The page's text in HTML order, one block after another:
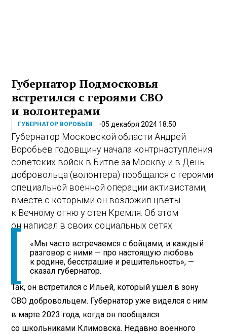
Губернатор Подмосковья
встретился с героями СВО
и волонтерами
ГУБЕРНАТОР ВОРОБЬЕВ 05 декабря 2024 18:50
Губернатор Московской области Андрей
Воробьев годовщину начала контрнаступления
советских войск в Битве за Москву и в День
добровольца (волонтера) пообщался с героями
специальной военной операции активистами,
вместе с которыми он возложил цветы
к Вечному огню у стен Кремля. Об этом
он написал в своих социальных сетях.
«Мы часто встречаемся с бойцами, и каждый
разговор с ними — про настоящую любовь
к родине, бесстрашие и решительность», —
сказал губернатор.
Так, он встретился с Ильей, который ушел в зону
СВО добровольцем. Губернатор уже виделся с ним
в марте 2023 года, когда он пообщался
со школьниками Климовска. Недавно военного